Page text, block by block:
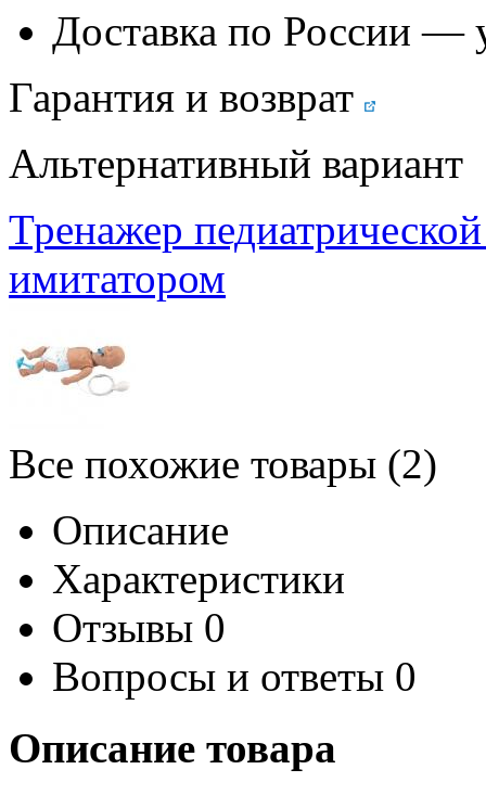
Доставка по России —
Гарантия и возврат
Альтернативный вариант
Тренажер
имитатором
Все похожие товары (2)
Описание
Характеристики
Отзывы 0
Вопросы и ответы 0
Описание товара